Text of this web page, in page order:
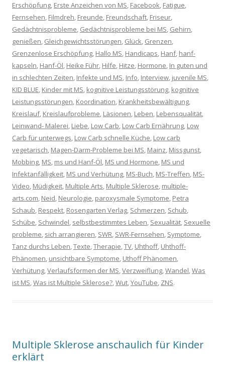
Erschöpfung, Erste Anzeichen von MS, Facebook, Fatigue,
Fernsehen, Filmdreh, Freunde, Freundschaft, Friseur,
Gedächtnisprobleme, Gedächtnisprobleme bei MS, Gehirn,
genießen, Gleichgewichtsstörungen, Glück, Grenzen,
Grenzenlose Erschöpfung, Hallo MS, Handicaps, Hanf, hanf-
kapseln, Hanf-Öl, Heike Führ, Hilfe, Hitze, Hormone, In guten und
in schlechten Zeiten, Infekte und MS, Info, Interview, juvenile MS,
KID BLUE, Kinder mit MS, kognitive Leistungsstörung, kognitive
Leistungsstörungen, Koordination, Krankheitsbewältigung,
Kreislauf, Kreislaufprobleme, Läsionen, Leben, Lebensqualität,
Leinwand- Malerei, Liebe, Low Carb, Low Carb Ernährung, Low
Carb für unterwegs, Low Carb schnelle Küche, Low carb
vegetarisch, Magen-Darm-Probleme bei MS, Mainz, Missgunst,
Mobbing, MS, ms und Hanf-Öl, MS und Hormone, MS und
Infektanfälligkeit, MS und Verhütung, MS-Buch, MS-Treffen, MS-
Video, Müdigkeit, Multiple Arts, Multiple Sklerose, multiple-
arts.com, Neid, Neurologie, paroxysmale Symptome, Petra
Schaub, Respekt, Rosengarten Verlag, Schmerzen, Schub,
Schübe, Schwindel, selbstbestimmtes Leben, Sexualität, Sexuelle
probleme, sich arrangieren, SWR, SWR-Fernsehen, Symptome,
Tanz durchs Leben,Texte,Therapie,TV, Uhthoff, Uhthoff-
Phänomen, unsichtbare Symptome, Uthoff Phänomen,
Verhütung,Verlaufsformen der MS,Verzweiflung,Wandel,Was
ist MS,Was ist Multiple Sklerose?,Wut,YouTube, ZNS.
Multiple Sklerose anschaulich für Kinder
erklärt